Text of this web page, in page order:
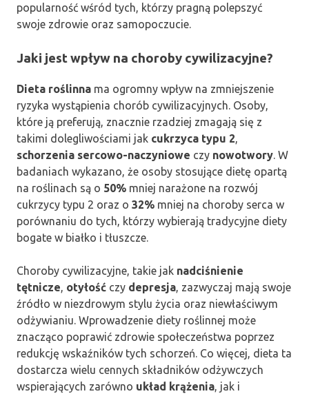
popularność wśród tych, którzy pragną polepszyć
swoje zdrowie oraz samopoczucie.
Jaki jest wpływ na choroby cywilizacyjne?
Dieta roślinna ma ogromny wpływ na zmniejszenie
ryzyka wystąpienia chorób cywilizacyjnych. Osoby,
które ją preferują, znacznie rzadziej zmagają się z
takimi dolegliwościami jak cukrzyca typu 2,
schorzenia sercowo-naczyniowe czy nowotwory. W
badaniach wykazano, że osoby stosujące dietę opartą
na roślinach są o 50% mniej narażone na rozwój
cukrzycy typu 2 oraz o 32% mniej na choroby serca w
porównaniu do tych, którzy wybierają tradycyjne diety
bogate w białko i tłuszcze.
Choroby cywilizacyjne, takie jak nadciśnienie
tętnicze, otyłość czy depresja, zazwyczaj mają swoje
źródło w niezdrowym stylu życia oraz niewłaściwym
odżywianiu. Wprowadzenie diety roślinnej może
znacząco poprawić zdrowie społeczeństwa poprzez
redukcję wskaźników tych schorzeń. Co więcej, dieta ta
dostarcza wielu cennych składników odżywczych
wspierających zarówno układ krążenia, jak i